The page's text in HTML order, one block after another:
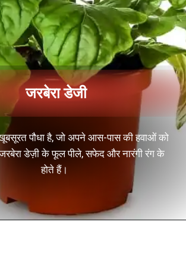
पौधा है, जो अपने आस-पास की हवाओं को
डेज़ी के फूल पीले, सफेद और नारंगी रंग के
होते हैं।
जरबेरा डेजी